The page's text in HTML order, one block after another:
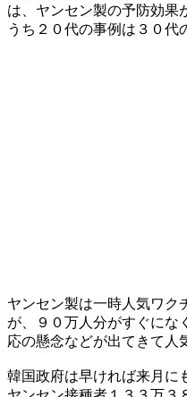
は、ヤンセン製の予防効果
うち２０代の事例は３０代
ヤンセン製は一時人気ワク
が、９０万人分がすぐにな
応の懸念などが出てきて人
韓国政府は早ければ来月に